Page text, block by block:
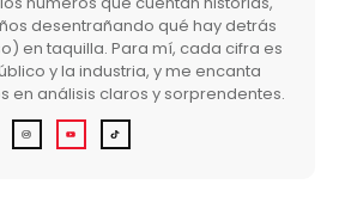
desentrañando qué hay detrás
en taquilla. Para mí, cada cifra es
y la industria, y me encanta
en análisis claros y sorprendentes.